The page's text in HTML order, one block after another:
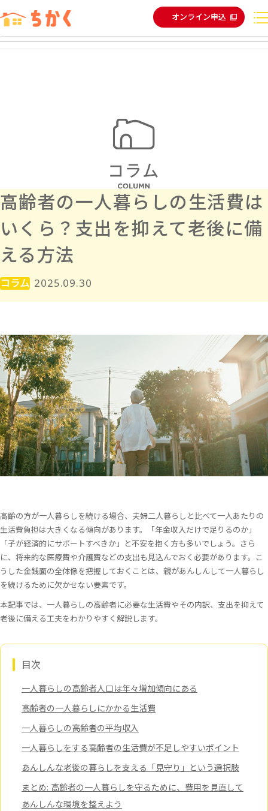
オンライン申込
高齢者の一人暮らしの生活費は
いくら？支出を抑えて老後に備
える方法
コラム 2025.09.30
高齢の方が一人暮らしを続ける場合、夫婦二人暮らしと比べて一人あたりの
生活費負担は大きくなる傾向があります。「年金収入だけで足りるのか」
「子が経済的にサポートすべきか」と不安を抱く方も多いでしょう。さら
に、将来的な医療費や介護費などの支出も見込んでおく必要があります。こ
うした金銭面の全体像を把握しておくことは、親があんしんして一人暮らし
を続けるために欠かせない要素です。
本記事では、一人暮らしの高齢者に必要な生活費やその内訳、支出を抑えて
老後に備える工夫をわかりやすく解説します。
目次
一人暮らしの高齢者人口は年々増加傾向にある
高齢者の一人暮らしにかかる生活費
一人暮らしの高齢者の平均収入
一人暮らしをする高齢者の生活費が不足しやすいポイント
あんしんな老後の暮らしを支える「見守り」という選択肢
まとめ: 高齢者の一人暮らしを守るために、費用を見直して
あんしんな環境を整えよう